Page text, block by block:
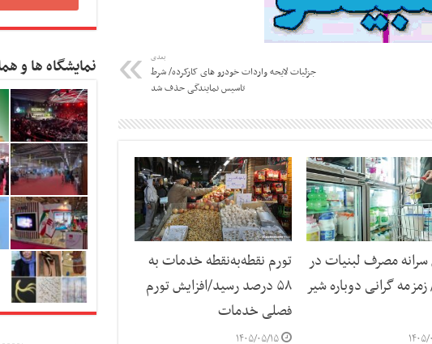
بعدی
جزئیات لایحه واردات خودرو های کارکرده/ شرط
تاسیس نمایندگی حذف شد
مصرف لبنیات در
گرانی دوباره شیر
۱۵
تورم نقطه‌به‌نقطه خدمات به
۵۸ درصد رسید/افزایش تورم
فصلی خدمات
۱۴۰۵/۰۵/۱۵
نمایشگاه ها و